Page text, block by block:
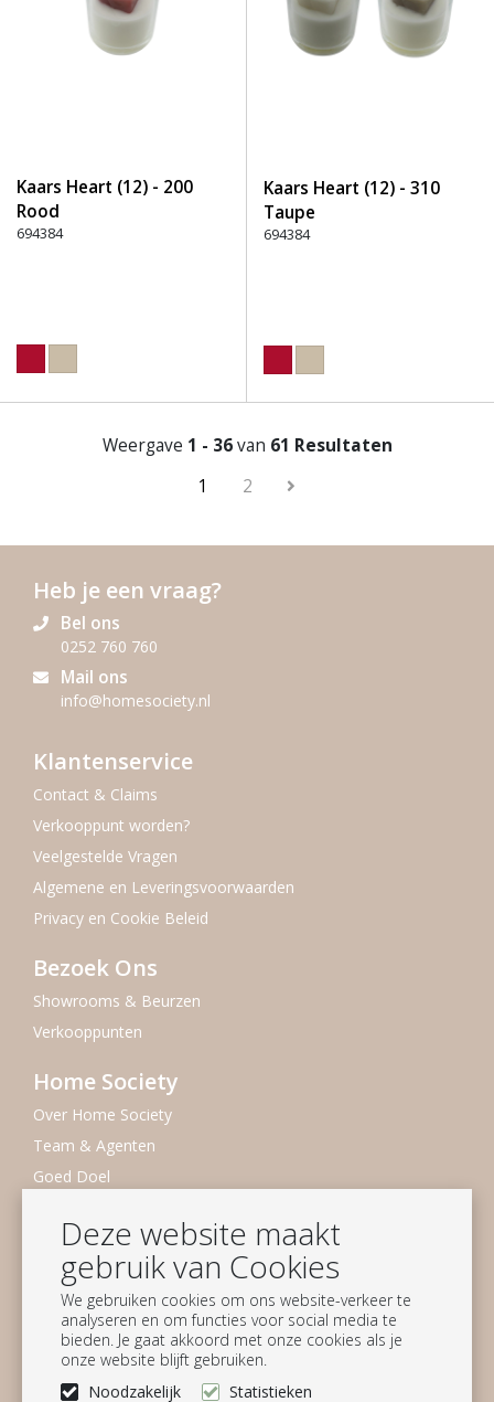
Deze website maakt
gebruik van Cookies
We gebruiken cookies om ons website-verkeer te
analyseren en om functies voor social media te
bieden. Je gaat akkoord met onze cookies als je
onze website blijft gebruiken.
Noodzakelijk
Statistieken
Kaars Heart (12) - 200
Rood
694384
Kaars Heart (12) - 310
Taupe
694384
Weergave 1 - 36van 61 Resultaten
1
2
Heb je een vraag?
Bel ons
0252 760 760
Mail ons
info@homesociety.nl
Klantenservice
Contact & Claims
Verkooppunt worden?
Veelgestelde Vragen
Algemene en Leveringsvoorwaarden
Privacy en Cookie Beleid
Bezoek Ons
Showrooms & Beurzen
Verkooppunten
Home Society
Over Home Society
Team & Agenten
Goed Doel
Vacatures
Nieuwsbrief
Blijf op de hoogte